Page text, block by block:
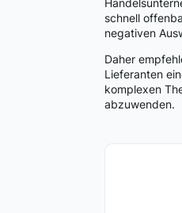
schnell
negativen
Daher
Lieferanten
komplexen
abzuwenden.